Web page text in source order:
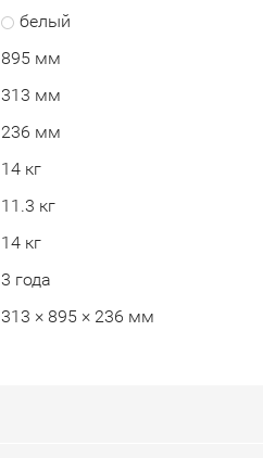
белый
895 мм
313 мм
236 мм
14 кг
11.3 кг
14 кг
3 года
313 × 895 × 236 мм